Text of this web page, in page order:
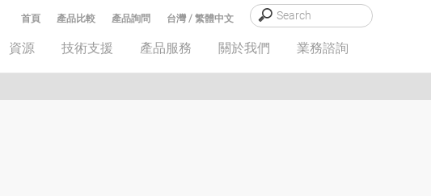
台灣 / 繁體中文
產品詢問
產品比較
首頁
資源 技術支援 產品服務 關於我們 業務諮詢